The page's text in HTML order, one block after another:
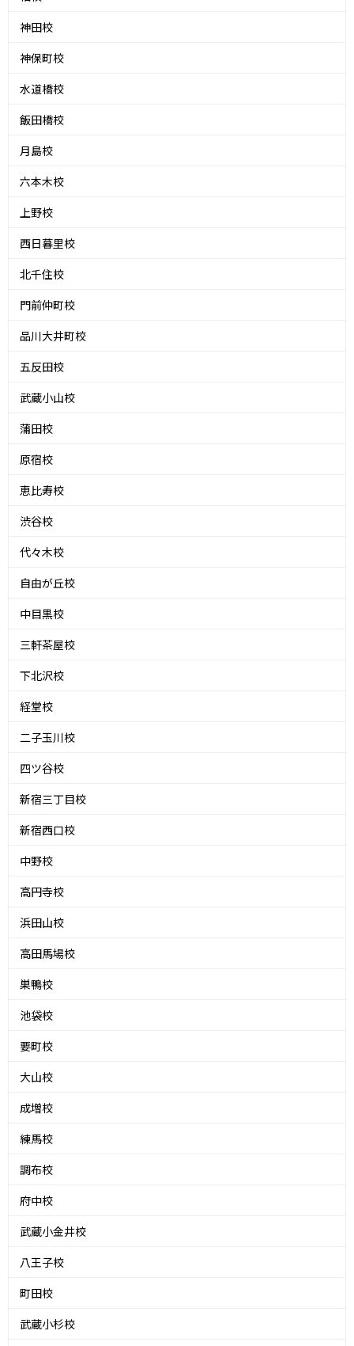
神田校
神保町校
水道橋校
飯田橋校
月島校
六本木校
上野校
西日暮里校
北千住校
門前仲町校
品川大井町校
五反田校
武蔵小山校
蒲田校
原宿校
恵比寿校
渋谷校
代々木校
自由が丘校
中目黒校
三軒茶屋校
下北沢校
経堂校
二子玉川校
四ツ谷校
新宿三丁目校
新宿西口校
中野校
高円寺校
浜田山校
高田馬場校
巣鴨校
池袋校
要町校
大山校
成増校
練馬校
調布校
府中校
武蔵小金井校
八王子校
町田校
武蔵小杉校